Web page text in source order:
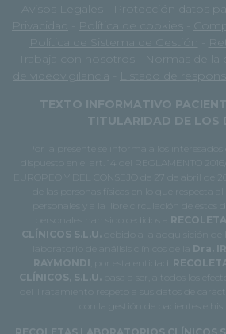
Avisos Legales
Protección datos
Privacidad
Política de cookies
Política de Sistema de Gestión
Trabaja con nosotros
Normas de
de videovigilancia
Listado de
TEXTO INFORMATIVO
TITULARIDAD DE LOS
Por la presente se informa a los
dispuesto en el art. 14 del REGLAMENTO
EUROPEO Y DEL CONSEJO de 27 de abril de
de las personas físicas en lo que respecta
personales y a la libre circulación de estos
CLÍNICOS S.L.U.
debido a la adquisición
laboratorio de análisis clínicos de la Dra.
RAYMONDI , por esta entidad.
CLÍNICOS, S.L.U.
pasa a ser, a todos los
del Tratamiento respeto a sus datos de
con la gestión de pacientes e